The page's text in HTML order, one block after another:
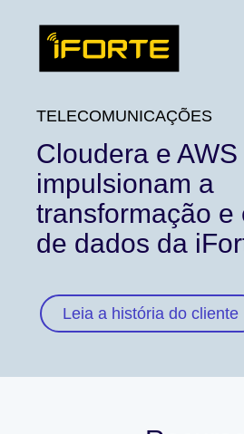
TELECOMUNICAÇÕES
Cloudera e AWS
impulsionam a
transformação e
de dados da
Leia a história do cliente